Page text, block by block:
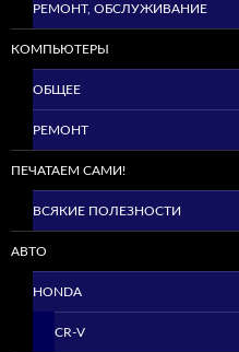
РЕМОНТ, ОБСЛУЖИВАНИЕ
КОМПЬЮТЕРЫ
ОБЩЕЕ
РЕМОНТ
ПЕЧАТАЕМ САМИ!
ВСЯКИЕ ПОЛЕЗНОСТИ
АВТО
HONDA
CR-V